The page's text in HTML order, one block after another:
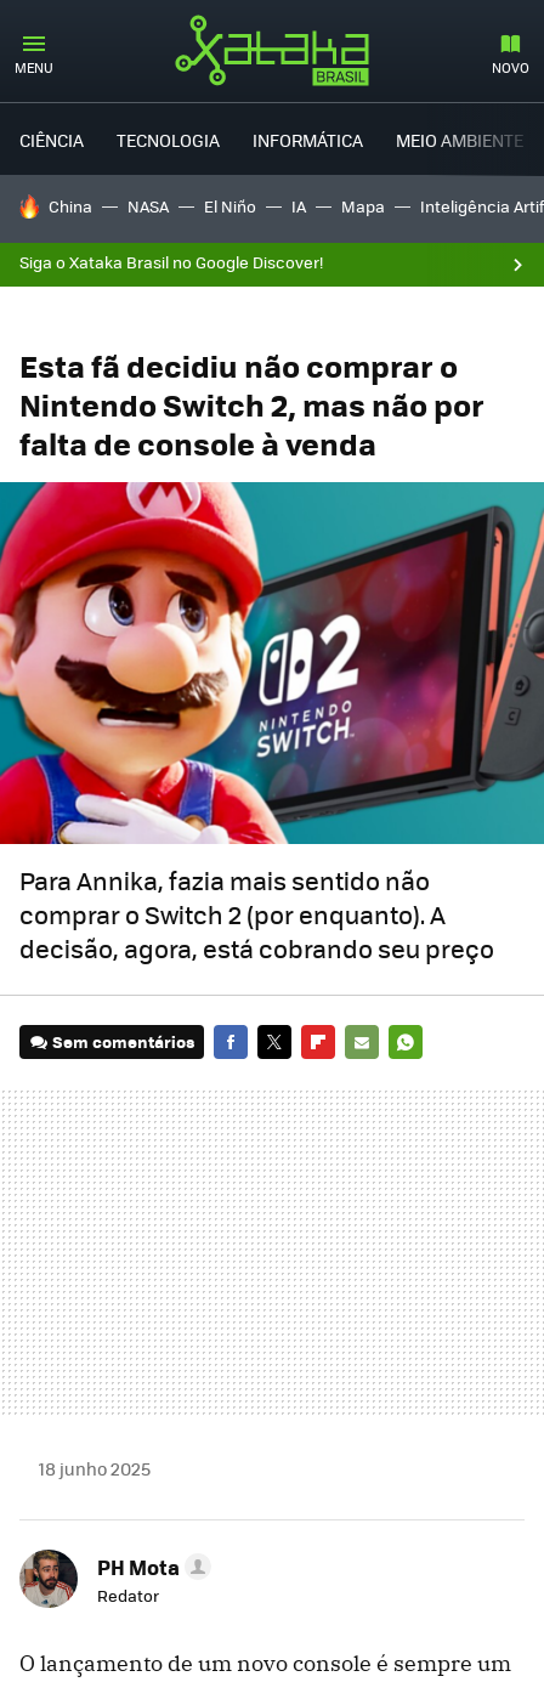
MENU NOVO
CIÊNCIA TECNOLOGIA INFORMÁTICA MEIO AMBIENTE
TENDÊNCIAS DO DIA
China NASA El Niño IA Mapa Inteligência
Siga o Xataka Brasil no Google Discover!
Esta fã decidiu não comprar o
Nintendo Switch 2, mas não por
falta de console à venda
Para Annika, fazia mais sentido não
comprar o Switch 2 (por enquanto). A
decisão, agora, está cobrando seu preço
Sem comentários
MAIL
18 junho 2025
PH Mota
Redator
O lançamento de um novo console é sempre um